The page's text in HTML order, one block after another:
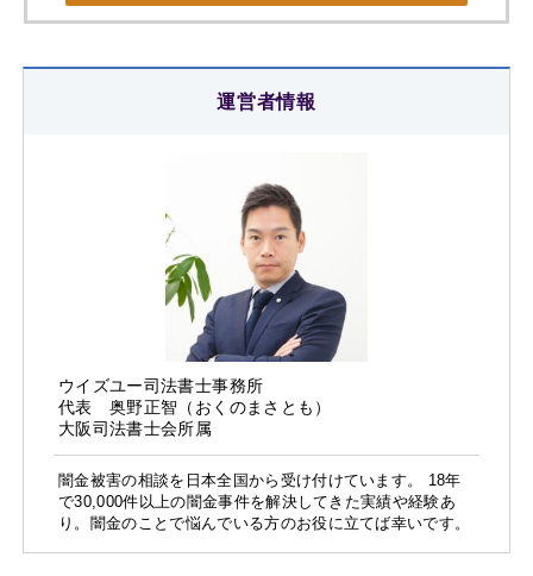
運営者情報
ウイズユー司法書士事務所
代表 奥野正智（おくのまさとも）
大阪司法書士会所属
闇金被害の相談を日本全国から受け付けています。 18年
で30,000件以上の闇金事件を解決してきた実績や経験あ
り。闇金のことで悩んでいる方のお役に立てば幸いです。